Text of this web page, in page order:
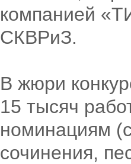
компанией
СКВРиЗ.
В жюри
15 тысяч
номинациям
сочинения,